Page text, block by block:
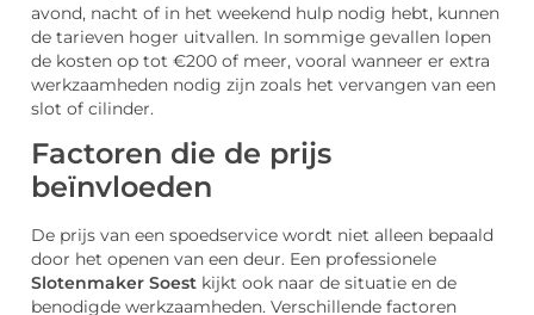
avond, nacht of in het weekend hulp nodig hebt, kunnen
de tarieven hoger uitvallen. In sommige gevallen lopen
de kosten op tot €200 of meer, vooral wanneer er extra
werkzaamheden nodig zijn zoals het vervangen van een
slot of cilinder.
Factoren die de prijs
beïnvloeden
De prijs van een spoedservice wordt niet alleen bepaald
door het openen van een deur. Een professionele
Slotenmaker Soest kijkt ook naar de situatie en de
benodigde werkzaamheden. Verschillende factoren